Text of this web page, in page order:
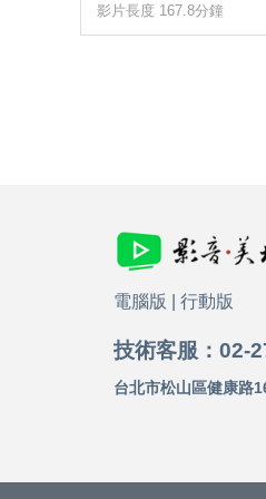
影片長度 167.8分鐘
電腦版 行動版
技術客服：02-
台北市松山區健康路